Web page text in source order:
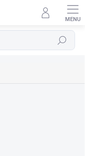
Hledat